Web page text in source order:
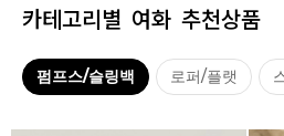
카테고리별 여화 추천상품
펌프스/슬링백 로퍼/플랫